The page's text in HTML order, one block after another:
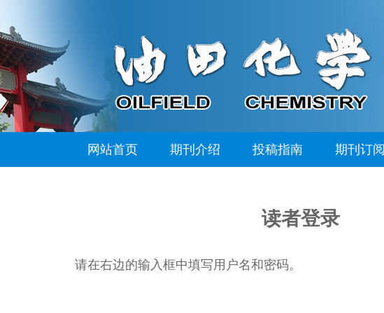
网站首页 期刊介绍 投稿指南 期刊订阅
读者登录
请在右边的输入框中填写用户名和密码。